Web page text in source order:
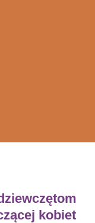
kobiet